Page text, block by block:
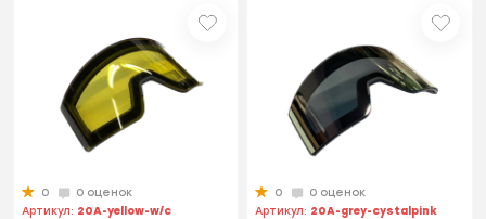
0
0 оценок
Артикул: 20A-yellow-w/c
0
0 оценок
Артикул: 20A-grey-cystalpink